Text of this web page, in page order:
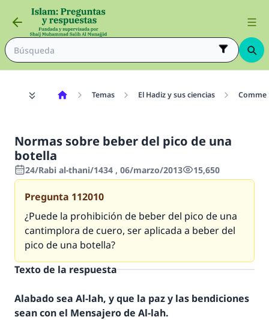
Temas El Hadiz y sus ciencias
Normas sobre beber del pico de una
botella
24/Rabi al-thani/1434 , 06/marzo/2013 15,650
Pregunta 112010
¿Puede la prohibición de beber del pico de una
cantimplora de cuero, ser aplicada a beber del
pico de una botella?
Texto de la respuesta
Alabado sea Al-lah, y que la paz y las bendiciones
sean con el Mensajero de Al-lah.